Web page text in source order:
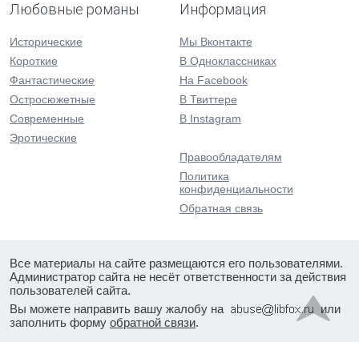
Любовные романы
Исторические
Короткие
Фантастические
Остросюжетные
Современные
Эротические
Информация
Мы Вконтакте
В Одноклассниках
На Facebook
В Твиттере
В Instagram
Правообладателям
Политика
конфиденциальности
Обратная связь
Все материалы на сайте размещаются его пользователями.
Администратор сайта не несёт ответственности за действия
пользователей сайта.
Вы можете направить вашу жалобу на
или
заполнить форму обратной связи.